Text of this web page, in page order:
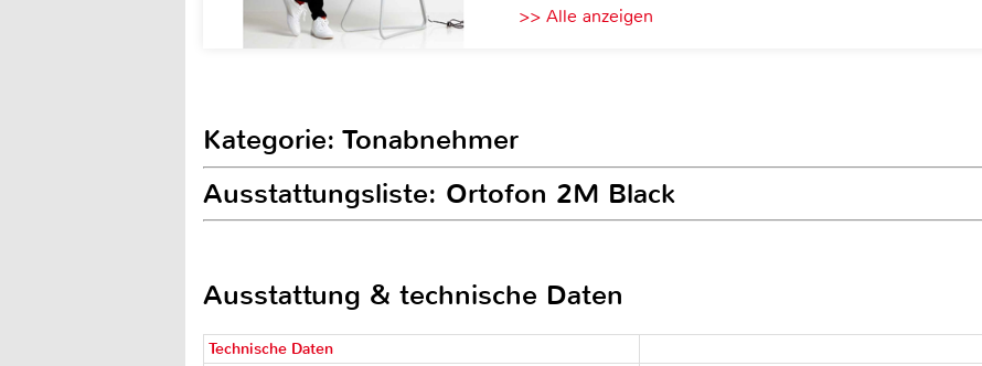
>> Alle anzeigen
Kategorie: Tonabnehmer
Ausstattungsliste: Ortofon 2M Black
Ausstattung & technische Daten
Technische Daten